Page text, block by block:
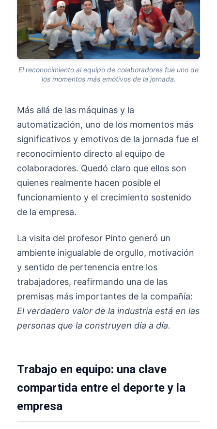
El reconocimiento al equipo de colaboradores fue uno de
los momentos más emotivos de la jornada.
Más allá de las máquinas y la
automatización, uno de los momentos más
significativos y emotivos de la jornada fue el
reconocimiento directo al equipo de
colaboradores. Quedó claro que ellos son
quienes realmente hacen posible el
funcionamiento y el crecimiento sostenido
de la empresa.
La visita del profesor Pinto generó un
ambiente inigualable de orgullo, motivación
y sentido de pertenencia entre los
trabajadores, reafirmando una de las
premisas más importantes de la compañía:
El verdadero valor de la industria está en las
personas que la construyen día a día.
Trabajo en equipo: una clave
compartida entre el deporte y la
empresa